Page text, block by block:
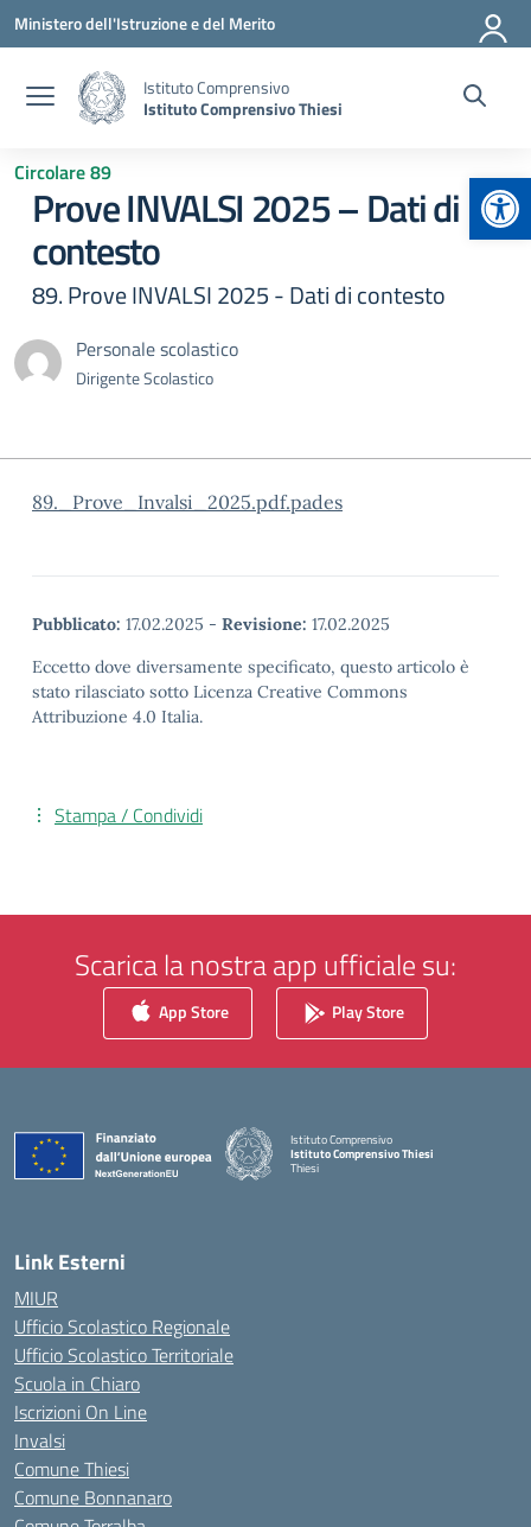
Vai ai contenuti
Vai al menu di navigazione
Vai al footer
Ministero dell'Istruzione e del Merito
Istituto Comprensivo
Istituto Comprensivo Thiesi
Circolare 89
Prove INVALSI 2025 – Dati di
contesto
89. Prove INVALSI 2025 - Dati di contesto
Personale scolastico
Dirigente Scolastico
89._Prove_Invalsi_2025.pdf.pades
Pubblicato: 17.02.2025 - Revisione: 17.02.2025
Eccetto dove diversamente specificato, questo articolo è
stato rilasciato sotto Licenza Creative Commons
Attribuzione 4.0 Italia.
Stampa / Condividi
Scarica la nostra app ufficiale su:
App Store Play Store
Istituto Comprensivo
Istituto Comprensivo Thiesi
Thiesi
Link Esterni
MIUR
Ufficio Scolastico Regionale
Ufficio Scolastico Territoriale
Scuola in Chiaro
Iscrizioni On Line
Invalsi
Comune Thiesi
Comune Bonnanaro